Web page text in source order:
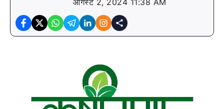
ऑगस्ट 2, 2024 11:38 AM